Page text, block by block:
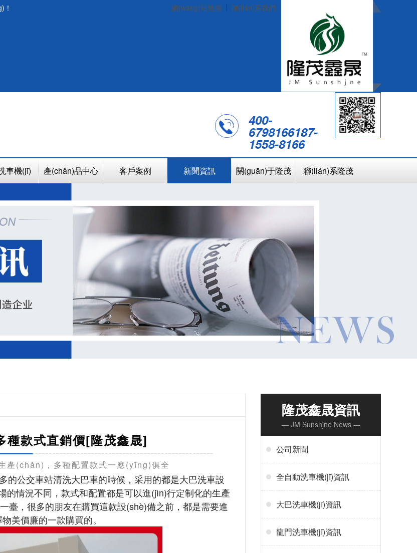
網(wǎng)站地圖 聯(lián)系我們
400-
6798166187-
1558-8166
車機(jī) 產(chǎn)品中心 客戶案例 新聞資訊 關(guān)于隆茂 聯(lián)系隆茂
款式直銷價[隆茂鑫晟]
產(chǎn)，多種配置款式一應(yīng)俱全
交車站清洗大巴車的時候，采用的都是大巴洗車設
的情況不同，款式和配置都是可以進(jìn)行定制化的生產
，很多的朋友在購買這款設(shè)備之前，都是需要進
美價廉的一款購買的。
隆茂鑫晟資訊
— JM Sunshjne News —
公司新聞
全自動洗車機(jī)資訊
大巴洗車機(jī)資訊
龍門洗車機(jī)資訊